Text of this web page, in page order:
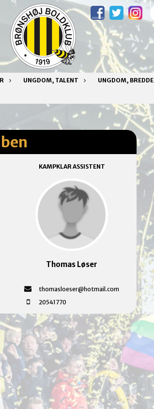
UNGDOM, TALENT UNGDOM, BREDDE
KAMPKLAR ASSISTENT
Thomas Løser
thomasloeser@hotmail.com
20541770